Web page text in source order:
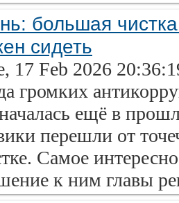
большая
сидеть
17 Feb 2026
громких
ещё в
перешли от
Самое
к ним главы